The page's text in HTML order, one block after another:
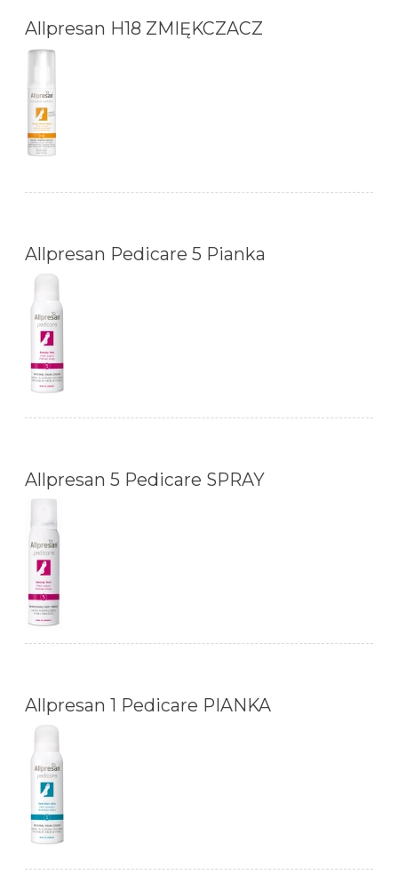
Allpresan H18 ZMIĘKCZACZ
Allpresan Pedicare 5 Pianka
Allpresan 5 Pedicare SPRAY
Allpresan 1 Pedicare PIANKA